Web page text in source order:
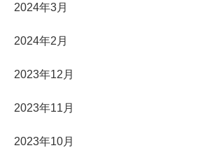
2024年3月
2024年2月
2023年12月
2023年11月
2023年10月